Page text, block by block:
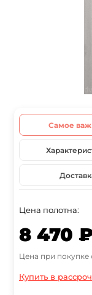
Самое
Цена полотна:
8 470
Цена при покупке
Купить в